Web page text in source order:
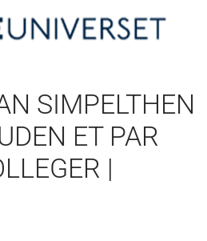
SIMPELTHEN
ET PAR
|